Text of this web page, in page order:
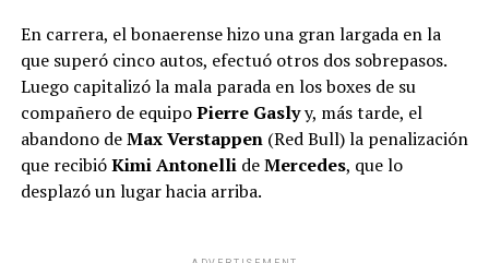
En carrera, el bonaerense hizo una gran largada en la
que superó cinco autos, efectuó otros dos sobrepasos.
Luego capitalizó la mala parada en los boxes de su
compañero de equipoPierre Gaslyy, más tarde, el
abandono deMax Verstappen(Red Bull) la penalización
que recibióKimi AntonellideMercedes, que lo
desplazó un lugar hacia arriba.